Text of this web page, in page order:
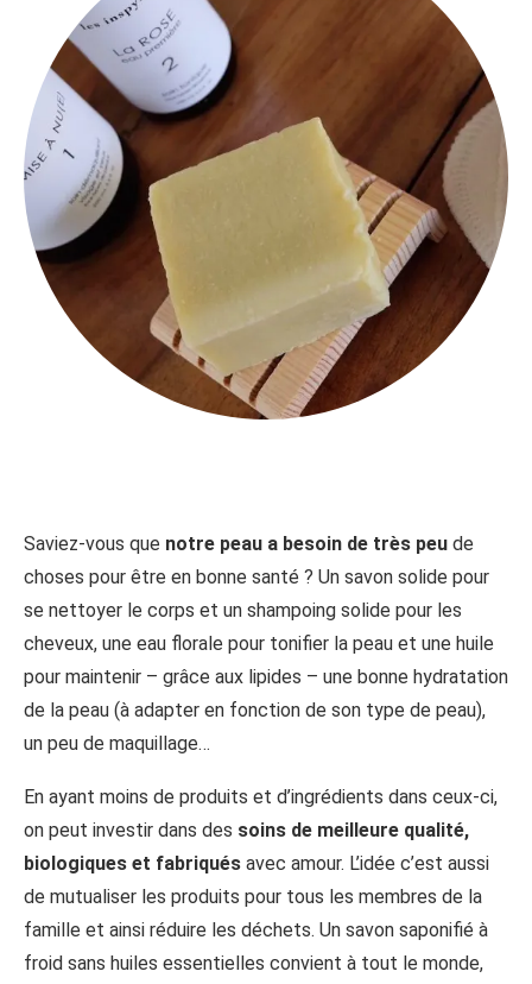
Saviez-vous que notre peau a besoin de très peu de
choses pour être en bonne santé ? Un savon solide pour
se nettoyer le corps et un shampoing solide pour les
cheveux, une eau florale pour tonifier la peau et une huile
pour maintenir – grâce aux lipides – une bonne hydratation
de la peau (à adapter en fonction de son type de peau),
un peu de maquillage…
En ayant moins de produits et d’ingrédients dans ceux-ci,
on peut investir dans des soins de meilleure qualité,
biologiques et fabriqués avec amour. L’idée c’est aussi
de mutualiser les produits pour tous les membres de la
famille et ainsi réduire les déchets. Un savon saponifié à
froid sans huiles essentielles convient à tout le monde,